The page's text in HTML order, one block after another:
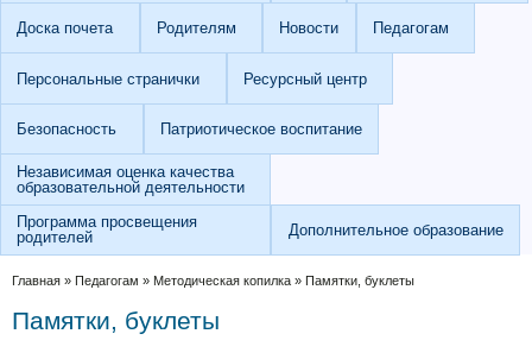
Доска почета Родителям Новости Педагогам
Персональные странички Ресурсный центр
Безопасность Патриотическое воспитание
Независимая оценка качества
образовательной деятельности
Программа просвещения
родителей
Дополнительное образование
Вы здесь
Главная » Педагогам » Методическая копилка » Памятки, буклеты
Памятки, буклеты